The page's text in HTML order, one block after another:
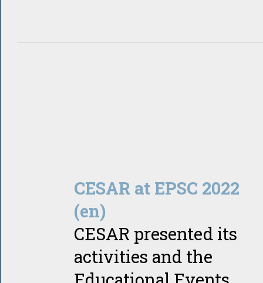
CESAR at EPSC 2022
(en)
CESAR presented its
activities and the